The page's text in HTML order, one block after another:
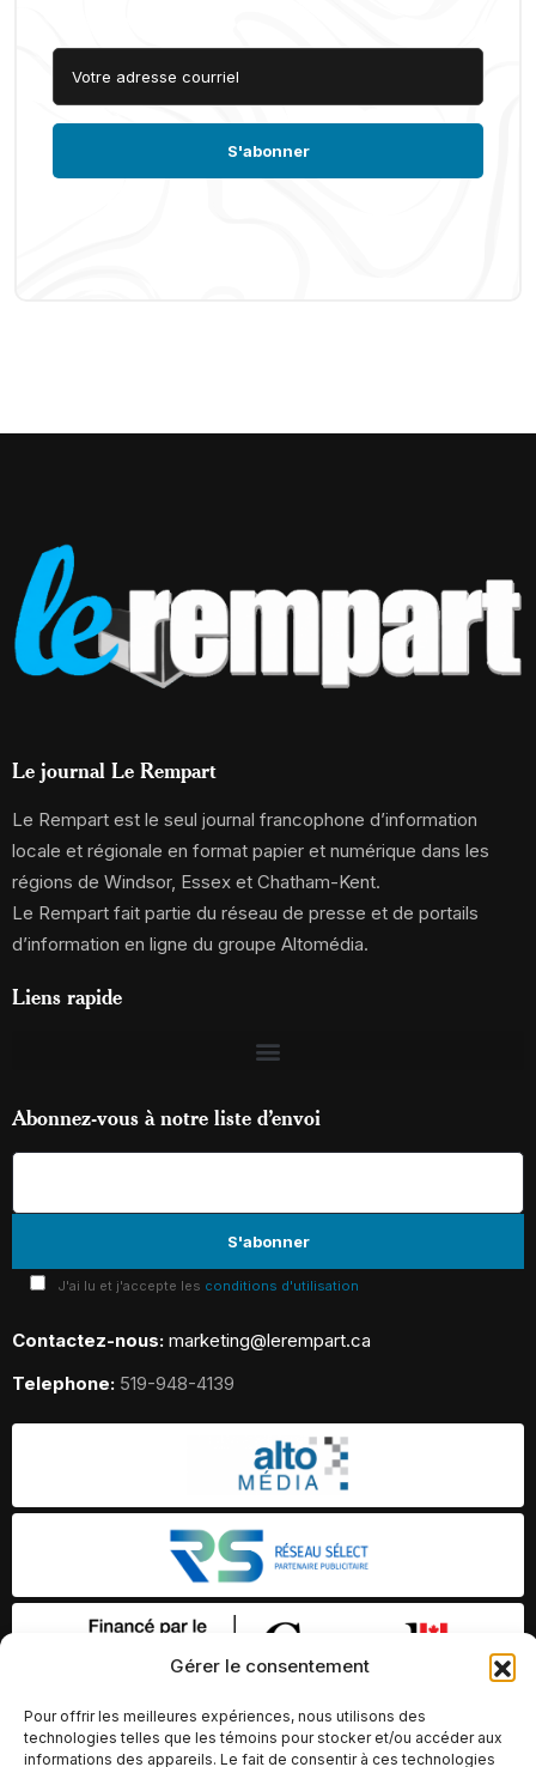
Gérer le consentement
Pour offrir les meilleures expériences, nous utilisons des
technologies telles que les témoins pour stocker et/ou accéder aux
informations des appareils. Le fait de consentir à ces technologies
Le journal Le Rempart
Le Rempart est le seul journal francophone d’information
locale et régionale en format papier et numérique dans les
régions de Windsor, Essex et Chatham-Kent.
Le Rempart fait partie du réseau de presse et de portails
d’information en ligne du groupe Altomédia.
Liens rapide
Abonnez-vous à notre liste d’envoi
J'ai lu et j'accepte les conditions d'utilisation
Contactez-nous: marketing@lerempart.ca
Telephone: 519-948-4139